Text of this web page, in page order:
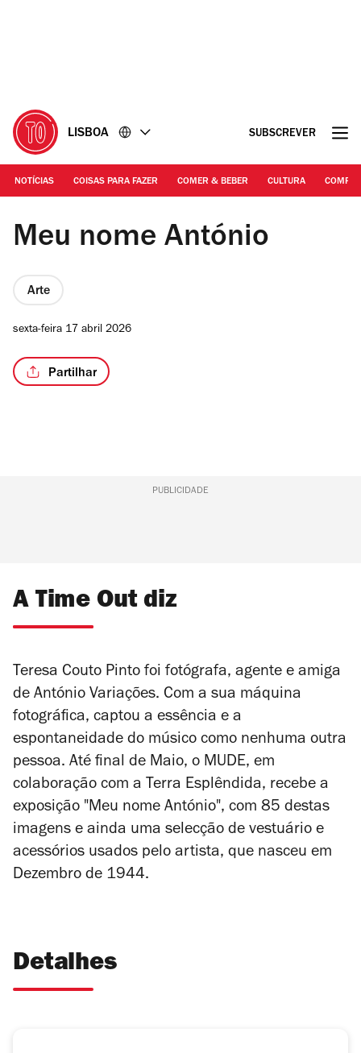
LISBOA SUBSCREVER
NOTÍCIAS COISAS PARA FAZER COMER & BEBER CULTURA
Teresa Couto Pinto
Meu nome António
Arte
sexta-feira 17 abril 2026
Partilhar
PUBLICIDADE
A Time Out diz
Teresa Couto Pinto foi fotógrafa, agente e amiga
de António Variações. Com a sua máquina
fotográfica, captou a essência e a
espontaneidade do músico como nenhuma outra
pessoa. Até final de Maio, o MUDE, em
colaboração com a Terra Esplêndida, recebe a
exposição "Meu nome António", com 85 destas
imagens e ainda uma selecção de vestuário e
acessórios usados pelo artista, que nasceu em
Dezembro de 1944.
Detalhes